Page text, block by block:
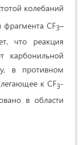
колебаний
фрагмента CF3–
что реакция
карбонильной
в противном
к CF3-
в области